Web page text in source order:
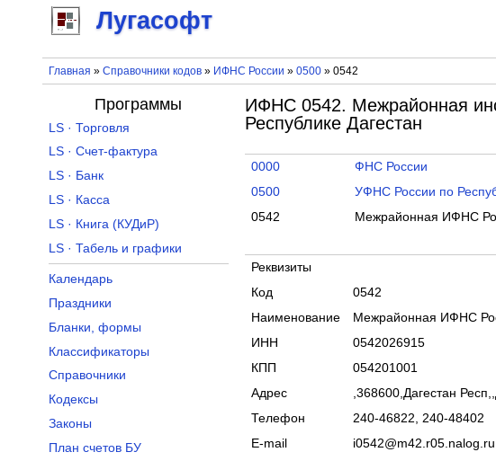
Лугасофт
Главная » Справочники кодов» ИФНС России » 0500» 0542
ИФНС 0542. Межрайонная
Республике Дагестан
0000
ФНС России
0500
УФНС России по
0542
Межрайонная ИФНС
Реквизиты
Код
0542
Наименование
Межрайонная ИФНС
ИНН
0542026915
КПП
054201001
Адрес
,368600,Дагестан
Телефон
240-46822, 240-48402
E-mail
i0542@m42.r05.nalog.ru
Программы
LS · Торговля
LS · Счет-фактура
LS · Банк
LS · Касса
LS · Книга (КУДиР)
LS · Табель и графики
Календарь
Праздники
Бланки, формы
Классификаторы
Справочники
Кодексы
Законы
План счетов БУ